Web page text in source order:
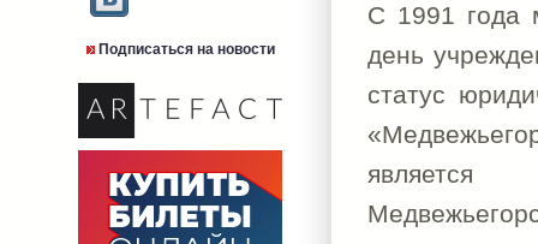
Подписаться на новости
С 1991 года
день
статус
является